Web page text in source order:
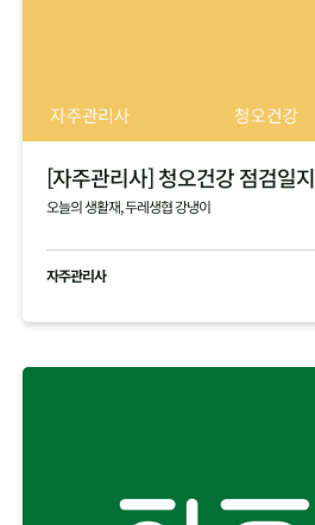
[자주관리사] 청오건강 점검일지
오늘의 생활재, 두레생협 강냉이
자주관리사